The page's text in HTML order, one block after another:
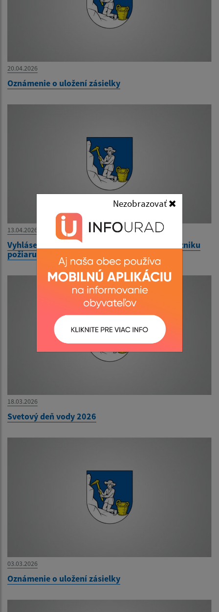
Nezobrazovať
20.04.2026
Oznámenie o uložení zásielky
13.04.2026
Vyhlásenie času zvýšeného nebezpečenstva vzniku
požiaru
18.03.2026
Svetový deň vody 2026
03.03.2026
Oznámenie o uložení zásielky